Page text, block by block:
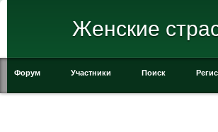
Женские
Форум Участники Поиск